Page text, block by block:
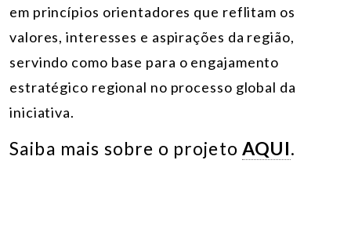
em princípios orientadores que reflitam os
valores, interesses e aspirações da região,
servindo como base para o engajamento
estratégico regional no processo global da
iniciativa.
Saiba mais sobre o projetoAQUI.